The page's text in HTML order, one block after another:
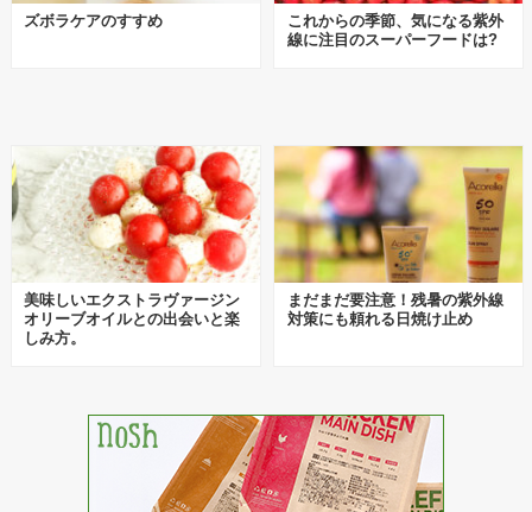
ズボラケアのすすめ
これからの季節、気になる紫外
線に注目のスーパーフードは?
美味しいエクストラヴァージン
オリーブオイルとの出会いと楽
しみ方。
まだまだ要注意！残暑の紫外線
対策にも頼れる日焼け止め